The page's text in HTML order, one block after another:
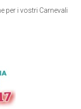
per i vostri Carnevali